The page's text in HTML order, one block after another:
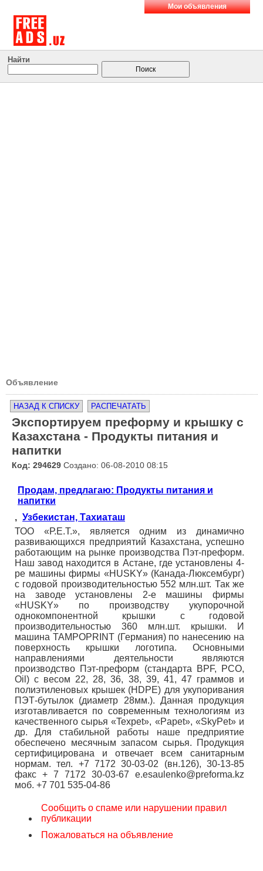
Мои объявления
Найти
Объявление
НАЗАД К СПИСКУ РАСПЕЧАТАТЬ
Экспортируем преформу и крышку с
Казахстана - Продукты питания и
напитки
Код: 294629 Создано: 06-08-2010 08:15
Продам, предлагаю: Продукты питания и
напитки
, Узбекистан, Тахиаташ
ТОО «Р.Е.Т.», является одним из динамично
развивающихся предприятий Казахстана, успешно
работающим на рынке производства Пэт-преформ.
Наш завод находится в Астане, где установлены 4-
ре машины фирмы «HUSKY» (Канада-Люксембург)
с годовой производительностью 552 млн.шт. Так же
на заводе установлены 2-е машины фирмы
«HUSKY» по производству укупорочной
однокомпонентной крышки с годовой
производительностью 360 млн.шт. крышки. И
машина TAMPOPRINT (Германия) по нанесению на
поверхность крышки логотипа. Основными
направлениями деятельности являются
производство Пэт-преформ (стандарта BPF, PCO,
Oil) с весом 22, 28, 36, 38, 39, 41, 47 граммов и
полиэтиленовых крышек (HDPE) для укупоривания
ПЭТ-бутылок (диаметр 28мм.). Данная продукция
изготавливается по современным технологиям из
качественного сырья «Texpet», «Papet», «SkyPet» и
др. Для стабильной работы наше предприятие
обеспечено месячным запасом сырья. Продукция
сертифицирована и отвечает всем санитарным
нормам. тел. +7 7172 30-03-02 (вн.126), 30-13-85
факс + 7 7172 30-03-67 e.esaulenko@preforma.kz
моб. +7 701 535-04-86
Сообщить о спаме или нарушении правил
публикации
Пожаловаться на объявление